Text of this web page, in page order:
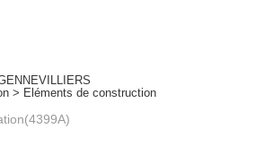
> Eléments de construction